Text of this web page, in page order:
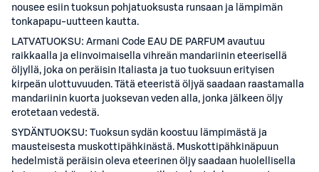
nousee esiin tuoksun pohjatuoksusta runsaan ja lämpimän
tonkapapu-uutteen kautta.
LATVATUOKSU: Armani Code EAU DE PARFUM avautuu
raikkaalla ja elinvoimaisella vihreän mandariinin eteerisellä
öljyllä, joka on peräisin Italiasta ja tuo tuoksuun erityisen
kirpeän ulottuvuuden. Tätä eteeristä öljyä saadaan raastamalla
mandariinin kuorta juoksevan veden alla, jonka jälkeen öljy
erotetaan vedestä.
SYDÄNTUOKSU: Tuoksun sydän koostuu lämpimästä ja
mausteisesta muskottipähkinästä. Muskottipähkinäpuun
hedelmistä peräisin oleva eteerinen öljy saadaan huolellisella